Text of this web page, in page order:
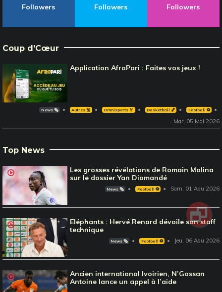
Followers
Followers
Followers
Coup d'Cœur
Application AfroPari : Faites vos jeux !
News 🗞️ Autres 🎽 Omnisports 🏅 Basketball 🏀 Football ⚽️
Mar, 05 Mai 2026
Top News
Les grosses révélations de Romain Molina
sur le dossier Yan Diomandé
News 🗞️ Football ⚽️ Sam, 01 Aou 2026
Eléphants : Hervé Renard dévoile son staff
technique
News 🗞️ Football ⚽️ Jeu, 06 Aou 2026
Ancien international Ivoirien, N’Gossan
Antoine lance un appel à l’aide